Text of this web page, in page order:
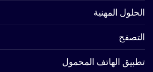
الحلول المهنية
التصفح
تطبيق الهاتف المحمول